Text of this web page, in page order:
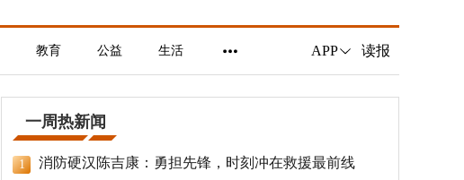
教育 公益 生活 APP 读报
一周热新闻
1 消防硬汉陈吉康：勇担先锋，时刻冲在救援最前线